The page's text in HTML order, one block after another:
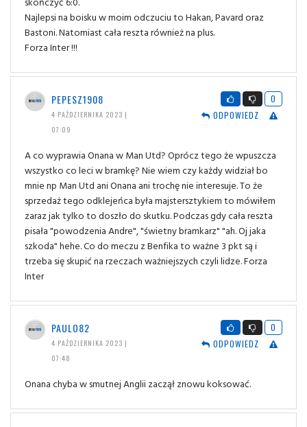
Najlepsi na boisku w moim odczuciu to Hakan, Pavard oraz
Bastoni. Natomiast cała reszta również na plus.
Forza Inter !!!
PEPESZ1908
4 PAŹDZIERNIKA 2023 |
07:09
0
ODPOWIEDZ
A co wyprawia Onana w Man Utd? Oprócz tego że wpuszcza
wszystko co leci w bramkę? Nie wiem czy każdy widział bo
mnie np Man Utd ani Onana ani trochę nie interesuje. To że
sprzedaż tego odklejeńca była majstersztykiem to mówiłem
zaraz jak tylko to doszło do skutku. Podczas gdy cała reszta
pisała "powodzenia Andre", "świetny bramkarz" "ah. Oj jaka
szkoda" hehe. Co do meczu z Benfika to ważne 3 pkt są i
trzeba się skupić na rzeczach ważniejszych czyli lidze. Forza
Inter
PAULO82
4 PAŹDZIERNIKA 2023 |
07:48
0
ODPOWIEDZ
Onana chyba w smutnej Anglii zaczął znowu koksować.